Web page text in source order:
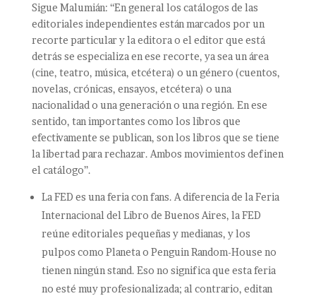
Sigue Malumián: “En general los catálogos de las
editoriales independientes están marcados por un
recorte particular y la editora o el editor que está
detrás se especializa en ese recorte, ya sea un área
(cine, teatro, música, etcétera) o un género (cuentos,
novelas, crónicas, ensayos, etcétera) o una
nacionalidad o una generación o una región. En ese
sentido, tan importantes como los libros que
efectivamente se publican, son los libros que se tiene
la libertad para rechazar. Ambos movimientos definen
el catálogo”.
La FED es una feria con fans. A diferencia de la Feria
Internacional del Libro de Buenos Aires, la FED
reúne editoriales pequeñas y medianas, y los
pulpos como Planeta o Penguin Random-House no
tienen ningún stand. Eso no significa que esta feria
no esté muy profesionalizada; al contrario, editan